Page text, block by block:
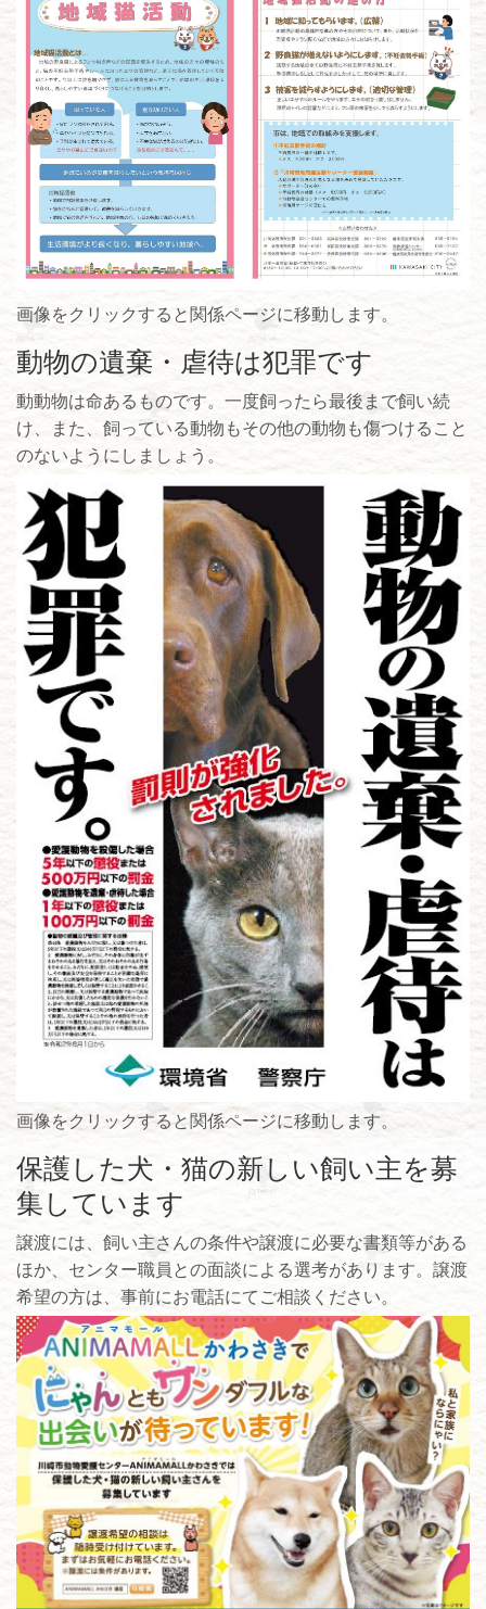
画像をクリックすると関係ページに移動します。
動物の遺棄・虐待は犯罪です
動動物は命あるものです。一度飼ったら最後まで飼い続
け、また、飼っている動物もその他の動物も傷つけること
のないようにしましょう。
画像をクリックすると関係ページに移動します。
保護した犬・猫の新しい飼い主を募
集しています
譲渡には、飼い主さんの条件や譲渡に必要な書類等がある
ほか、センター職員との面談による選考があります。譲渡
希望の方は、事前にお電話にてご相談ください。